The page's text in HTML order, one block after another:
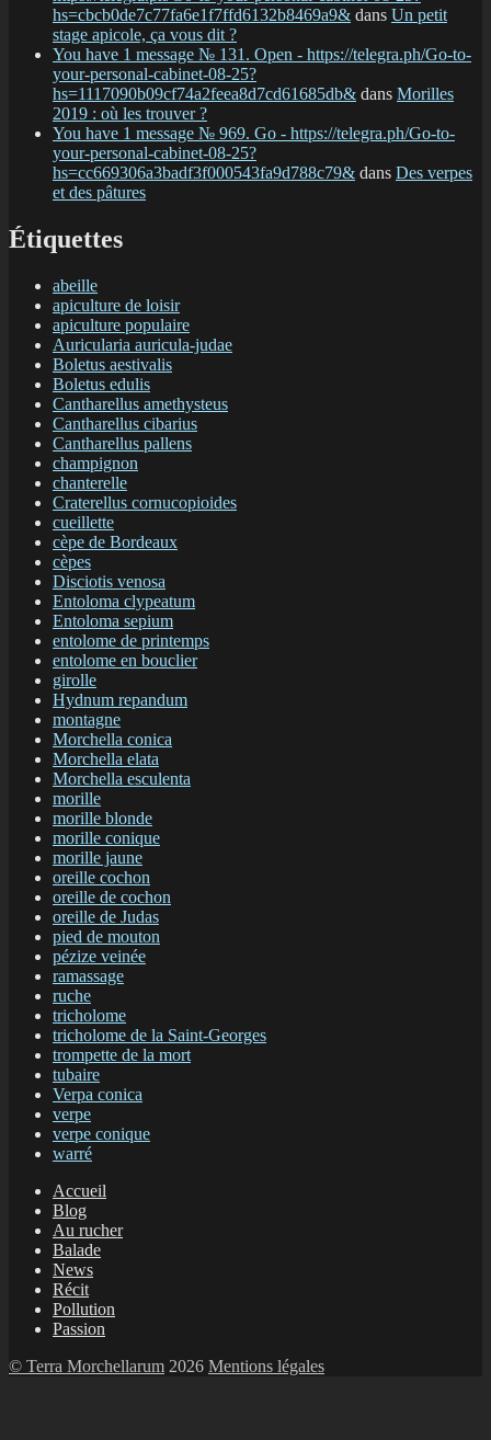
hs=cbcb0de7c77fa6e1f7ffd6132b8469a9& dans Un petit
stage apicole, ça vous dit ?
You have 1 message № 131. Open - https://telegra.ph/Go-to-
your-personal-cabinet-08-25?
hs=1117090b09cf74a2feea8d7cd61685db& dans Morilles
2019 : où les trouver ?
You have 1 message № 969. Go - https://telegra.ph/Go-to-
your-personal-cabinet-08-25?
hs=cc669306a3badf3f000543fa9d788c79& dans Des verpes
et des pâtures
Étiquettes
abeille
apiculture de loisir
apiculture populaire
Auricularia auricula-judae
Boletus aestivalis
Boletus edulis
Cantharellus amethysteus
Cantharellus cibarius
Cantharellus pallens
champignon
chanterelle
Craterellus cornucopioides
cueillette
cèpe de Bordeaux
cèpes
Disciotis venosa
Entoloma clypeatum
Entoloma sepium
entolome de printemps
entolome en bouclier
girolle
Hydnum repandum
montagne
Morchella conica
Morchella elata
Morchella esculenta
morille
morille blonde
morille conique
morille jaune
oreille cochon
oreille de cochon
oreille de Judas
pied de mouton
pézize veinée
ramassage
ruche
tricholome
tricholome de la Saint-Georges
trompette de la mort
tubaire
Verpa conica
verpe
verpe conique
warré
Accueil
Blog
Au rucher
Balade
News
Récit
Pollution
Passion
© Terra Morchellarum 2026 Mentions légales